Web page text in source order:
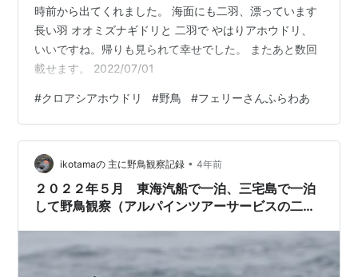
時前から出てくれました。 海面にも二羽、漂っています
長い羽 オオミズナギドリと 二羽で やはりアホウドリ、
いいですね。帰りも見られて幸せでした。 またあと数回
載せます。 2022/07/01
#クロアシアホウドリ #野鳥 #フェリーさんふらわあ
ikotamaの 主に野鳥観察記録 • 4年前
２０２２年５月 東海汽船で一泊、三宅島で一泊
して野鳥観察（アルパインツアーサービスの二泊